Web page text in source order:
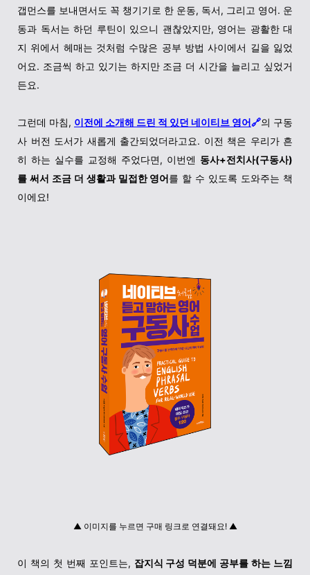
갭먼스를 보내면서도 꼭 챙기기로 한 운동, 독서, 그리고 영어. 운
동과 독서는 하던 루틴이 있으니 괜찮았지만, 영어는 광활한 대
지 위에서 헤매는 것처럼 수많은 공부 방법 사이에서 길을 잃었
어요. 조금씩 하고 있기는 하지만 조금 더 시간을 늘리고 싶었거
든요.
그런데 마침, 이전에 소개해 드린 적 있던 네이티브 영어🔗의 구동
사 버전 도서가 새롭게 출간되었더라고요. 이전 책은 우리가 흔
히 하는 실수를 교정해 주었다면, 이번엔 동사+전치사(구동사)
를 써서 조금 더 생활과 밀접한 영어를 할 수 있도록 도와주는 책
이에요!
▲ 이미지를 누르면 구매 링크로 연결돼요! ▲
이 책의 첫 번째 포인트는, 잡지식 구성 덕분에 공부를 하는 느낌